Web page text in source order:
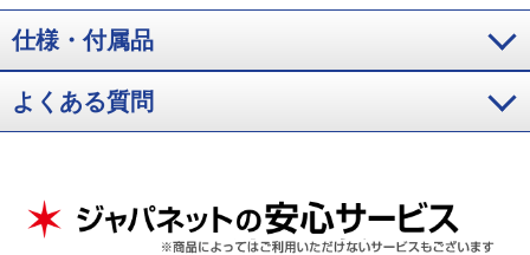
使用水量が約4L増える。「乾燥」「脱水〜乾燥」および「おしゃれ着」コー
スではカビケア槽自動おそうじは行わない
仕様・付属品
よくある質問